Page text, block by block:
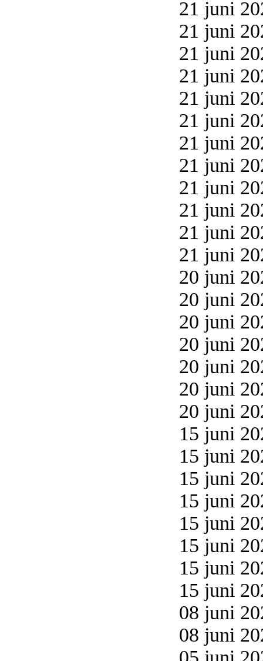
21 juni
21 juni
21 juni
21 juni
21 juni
21 juni
21 juni
21 juni
21 juni
21 juni
21 juni
21 juni
20 juni
20 juni
20 juni
20 juni
20 juni
20 juni
20 juni
15 juni
15 juni
15 juni
15 juni
15 juni
15 juni
15 juni
15 juni
08 juni
08 juni